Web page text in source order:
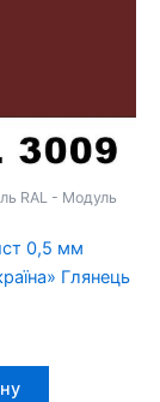
RAL - Модуль
0,5 мм
Глянець